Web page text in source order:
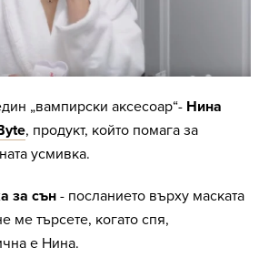
„вампирски аксесоар“- Нина
, продукт, който помага за
усмивка.
за сън - посланието върху маската
ме търсете, когато спя,
е Нина.